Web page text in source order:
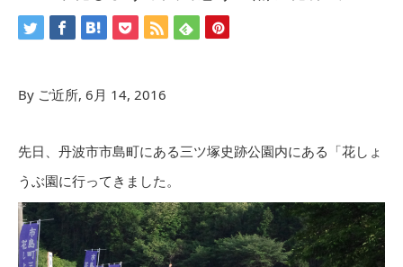
By ご近所, 6月 14, 2016
先日、丹波市市島町にある三ツ塚史跡公園内にある「花しょ
うぶ園に行ってきました。